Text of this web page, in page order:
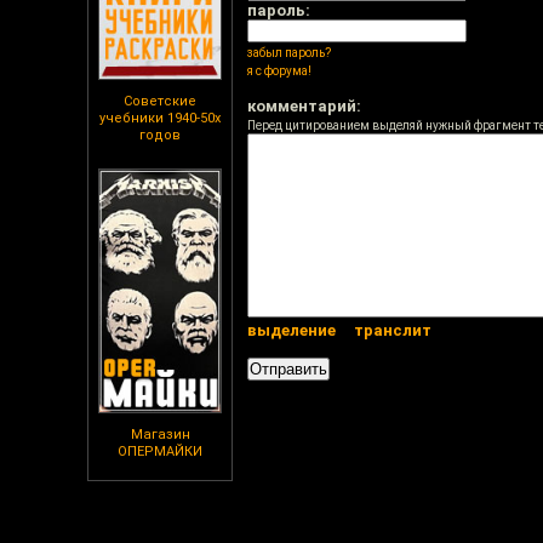
Советские
учебники 1940-50х
годов
Магазин
ОПЕРМАЙКИ
пароль:
забыл пароль?
я с форума!
комментарий:
Перед цитированием выделяй нужный фрагмент
выделение транслит